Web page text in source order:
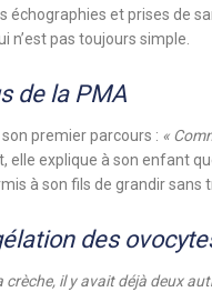
échographies et prises de
pas toujours simple.
de la PMA
premier parcours : «
elle explique à son enfant
à son fils de grandir sans
des
crèche, il y avait déjà deux